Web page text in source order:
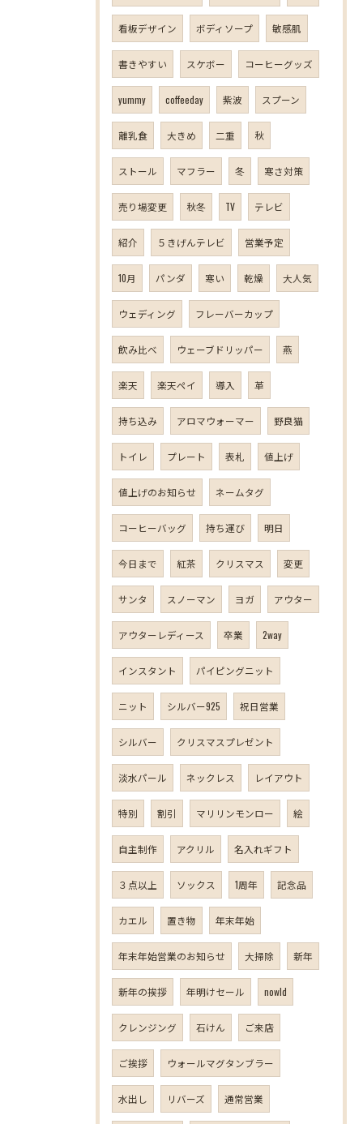
看板デザイン ボディソープ 敏感肌
書きやすい スケボー コーヒーグッズ
yummy coffeeday 紫波 スプーン
離乳食 大きめ 二重 秋
ストール マフラー 冬 寒さ対策
売り場変更 秋冬 TV テレビ
紹介 ５きげんテレビ 営業予定
10月 パンダ 寒い 乾燥 大人気
ウェディング フレーバーカップ
飲み比べ ウェーブドリッパー 燕
楽天 楽天ペイ 導入 革
持ち込み アロマウォーマー 野良猫
トイレ プレート 表札 値上げ
値上げのお知らせ ネームタグ
コーヒーバッグ 持ち運び 明日
今日まで 紅茶 クリスマス 変更
サンタ スノーマン ヨガ アウター
アウターレディース 卒業 2way
インスタント パイピングニット
ニット シルバー925 祝日営業
シルバー クリスマスプレゼント
淡水パール ネックレス レイアウト
特別 割引 マリリンモンロー 絵
自主制作 アクリル 名入れギフト
３点以上 ソックス 1周年 記念品
カエル 置き物 年末年始
年末年始営業のお知らせ 大掃除 新年
新年の挨拶 年明けセール nowld
クレンジング 石けん ご来店
ご挨拶 ウォールマグタンブラー
水出し リバーズ 通常営業